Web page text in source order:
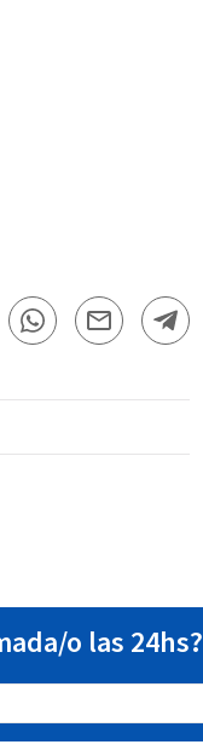
o las 24hs?